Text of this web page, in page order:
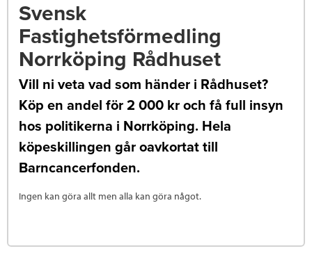
Svensk
Fastighetsförmedling
Norrköping Rådhuset
Vill ni veta vad som händer i Rådhuset?
Köp en andel för 2 000 kr och få full insyn
hos politikerna i Norrköping. Hela
köpeskillingen går oavkortat till
Barncancerfonden.
Ingen kan göra allt men alla kan göra något.